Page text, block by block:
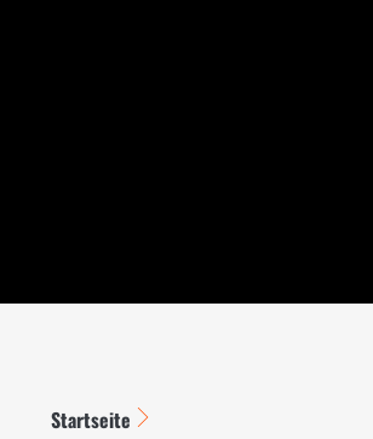
Startseite